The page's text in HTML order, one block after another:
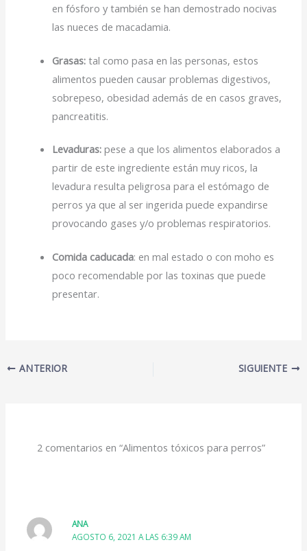
en fósforo y también se han demostrado nocivas
las nueces de macadamia.
Grasas:tal como pasa en las personas, estos
alimentos pueden causar problemas digestivos,
sobrepeso, obesidad además de en casos graves,
pancreatitis.
Levaduras: pese a que los alimentos elaborados a
partir de este ingrediente están muy ricos, la
levadura resulta peligrosa para el estómago de
perros ya que al ser ingerida puede expandirse
provocando gases y/o problemas respiratorios.
Comida caducada: en mal estado o con moho es
poco recomendable por las toxinas que puede
presentar.
ANTERIOR SIGUIENTE
2 comentarios en “Alimentos tóxicos para perros”
ANA
AGOSTO 6, 2021 A LAS 6:39 AM